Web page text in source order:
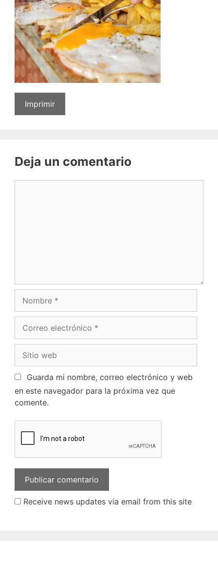
Imprimir
Deja un comentario
Guarda mi nombre, correo electrónico y web
en este navegador para la próxima vez que
comente.
Receive news updates via email from this site